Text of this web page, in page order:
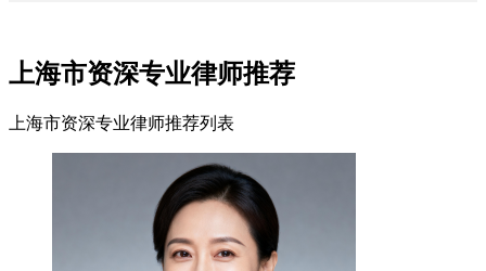
上海市资深专业律师推荐
上海市资深专业律师推荐列表